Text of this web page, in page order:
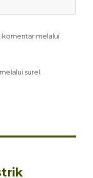
komentar melalui
surel.